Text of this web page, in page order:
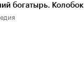
богатырь. Колобок